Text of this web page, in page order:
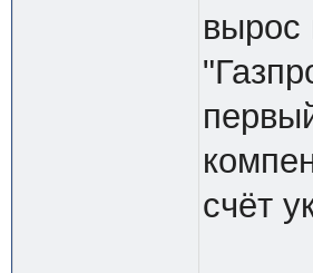
вырос
счёт